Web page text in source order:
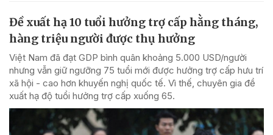
Đề xuất hạ 10 tuổi hưởng trợ cấp hằng tháng,
hàng triệu người được thụ hưởng
Việt Nam đã đạt GDP bình quân khoảng 5.000 USD/người
nhưng vẫn giữ ngưỡng 75 tuổi mới được hưởng trợ cấp hưu trí
xã hội - cao hơn khuyến nghị quốc tế. Vì thế, chuyên gia đề
xuất hạ độ tuổi hưởng trợ cấp xuống 65.